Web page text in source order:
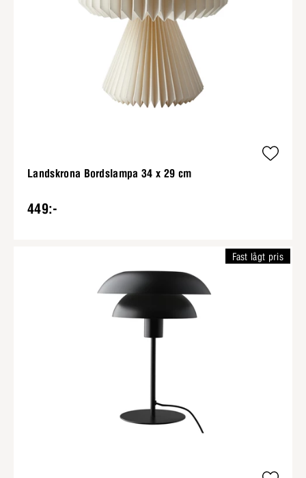
Landskrona Bordslampa 34 x 29 cm
449:-
Fast lågt pris